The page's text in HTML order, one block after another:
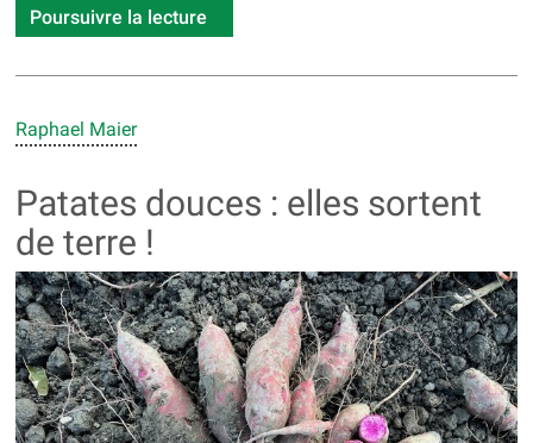
Poursuivre la lecture
Raphael Maier
Patates douces : elles sortent
de terre !